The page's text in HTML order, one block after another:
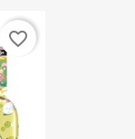
favorite_border